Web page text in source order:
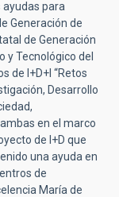
para
Generación de
de Generación
y Tecnológico del
de I+D+I “Retos
Desarrollo
en el marco
de I+D que
una ayuda en
de
María de